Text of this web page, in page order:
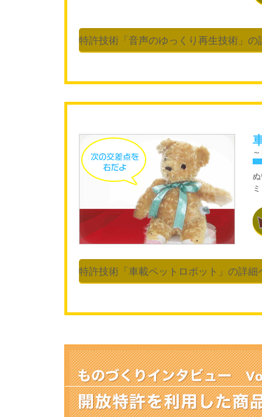
特許技術「音声のゆっくり再生技術」の
特許技術「車載ペットロボット」の詳細